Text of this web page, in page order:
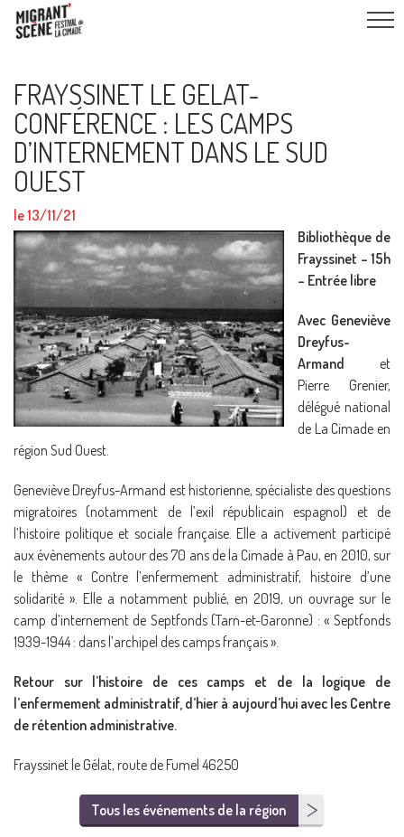
FRAYSSINET LE GELAT-
CONFÉRENCE : LES CAMPS
D’INTERNEMENT DANS LE SUD
OUEST
le 13/11/21
Bibliothèque de
Frayssinet – 15h
– Entrée libre
Avec Geneviève
Dreyfus-
Armand et
Pierre Grenier,
délégué national
de La Cimade en
région Sud Ouest.
Geneviève Dreyfus-Armand est historienne, spécialiste des questions
migratoires (notamment de l’exil républicain espagnol) et de
l’histoire politique et sociale française. Elle a activement participé
aux évènements autour des 70 ans de la Cimade à Pau, en 2010, sur
le thème « Contre l’enfermement administratif, histoire d’une
solidarité ». Elle a notamment publié, en 2019, un ouvrage sur le
camp d’internement de Septfonds (Tarn-et-Garonne) : « Septfonds
1939-1944 : dans l’archipel des camps français ».
Retour sur l’histoire de ces camps et de la logique de
l’enfermement administratif, d’hier à aujourd’hui avec les Centre
de rétention administrative.
Frayssinet le Gélat, route de Fumel 46250
Tous les événements de la région